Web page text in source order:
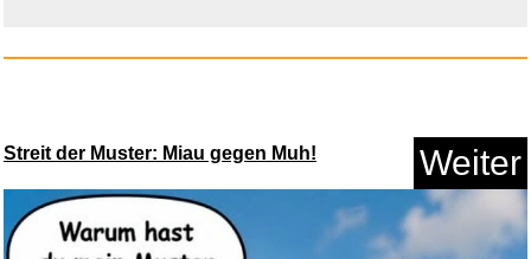
Unleashed [Import]...
Streit der Muster: Miau gegen Muh! Weiter